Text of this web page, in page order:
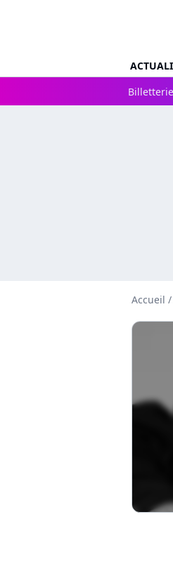
Billetterie
Accueil /